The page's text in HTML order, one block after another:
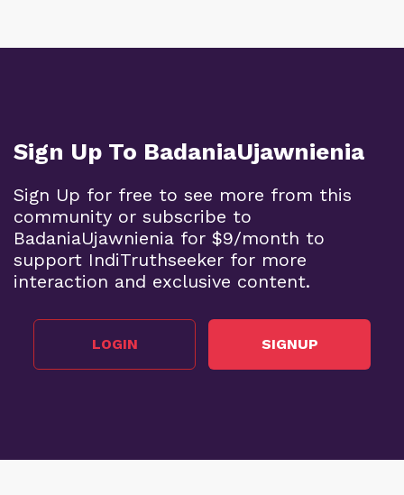
Sign Up To BadaniaUjawnienia
Sign Up for free to see more from this
community or subscribe to
BadaniaUjawnienia for $9/month to
support IndiTruthseeker for more
interaction and exclusive content.
LOGIN SIGNUP